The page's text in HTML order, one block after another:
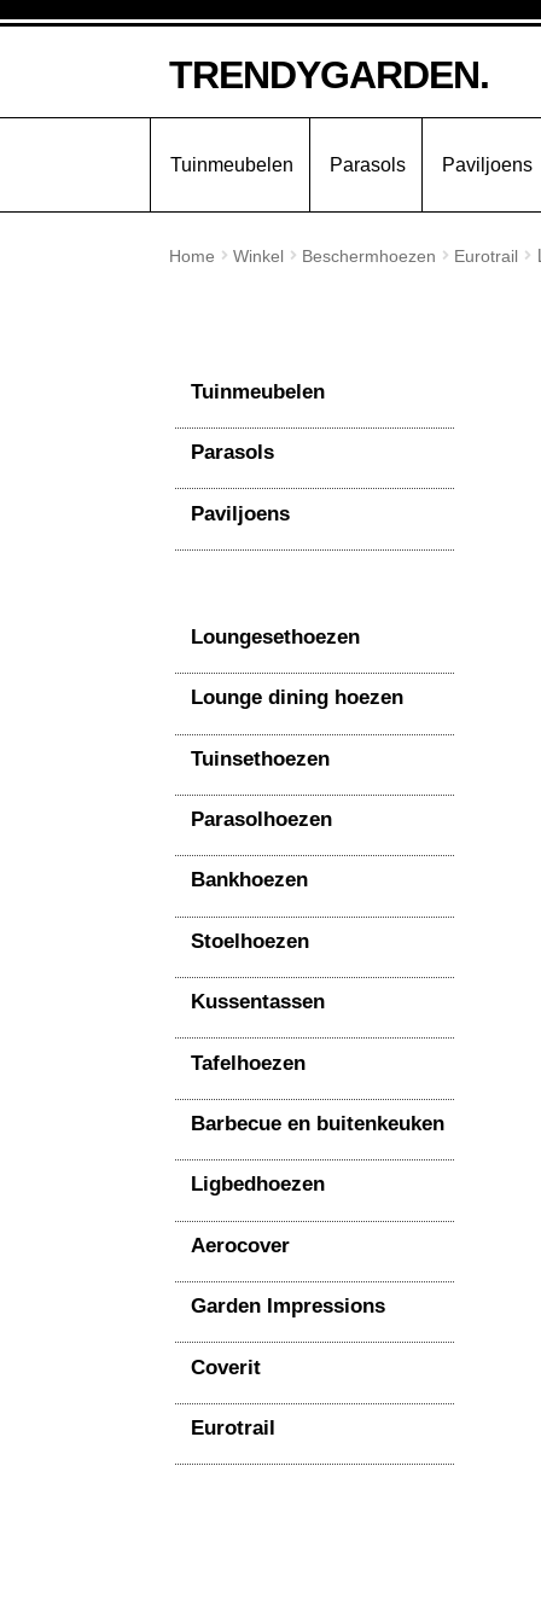
door
naar
naar
de
TRENDYGARDEN.
Tuinmeubelen Parasols Paviljoens
Home Winkel Beschermhoezen Eurotrail
Tuinmeubelen
Parasols
Paviljoens
Loungesethoezen
Lounge dining hoezen
Tuinsethoezen
Parasolhoezen
Bankhoezen
Stoelhoezen
Kussentassen
Tafelhoezen
Barbecue en buitenkeuken
Ligbedhoezen
Aerocover
Garden Impressions
Coverit
Eurotrail